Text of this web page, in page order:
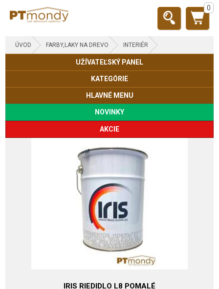
0
ÚVOD FARBY,LAKY NA DREVO INTERIÉR
UŽÍVATEĽSKÝ PANEL
KATEGÓRIE
HLAVNÉ MENU
NOVINKY
AKCIE
IRIS RIEDIDLO L8 POMALÉ